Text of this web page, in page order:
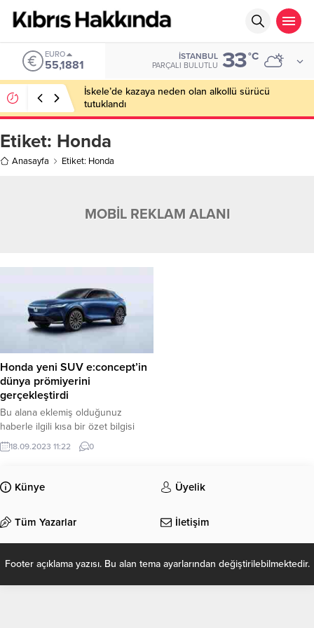
EURO
55,1881
İSTANBUL
PARÇALI BULUTLU 33°C
İskele’de kazaya neden olan alkollü sürücü
tutuklandı
Etiket: Honda
Anasayfa Etiket: Honda
MOBİL REKLAM ALANI
Honda yeni SUV e:concept’in
dünya prömiyerini
gerçekleştirdi
Bu alana eklemiş olduğunuz
haberle ilgili kısa bir özet bilgisi
ekleyebilirsiniz. Bu metin yazı
düzenleme sayfasında “Özet”
eklenmişse başlık altında kalın
olarak bu şekilde gösterilir,
18.09.2023 11:22 0
Künye Üyelik
Tüm Yazarlar İletişim
Footer açıklama yazısı. Bu alan tema ayarlarından değiştirilebilmektedir.